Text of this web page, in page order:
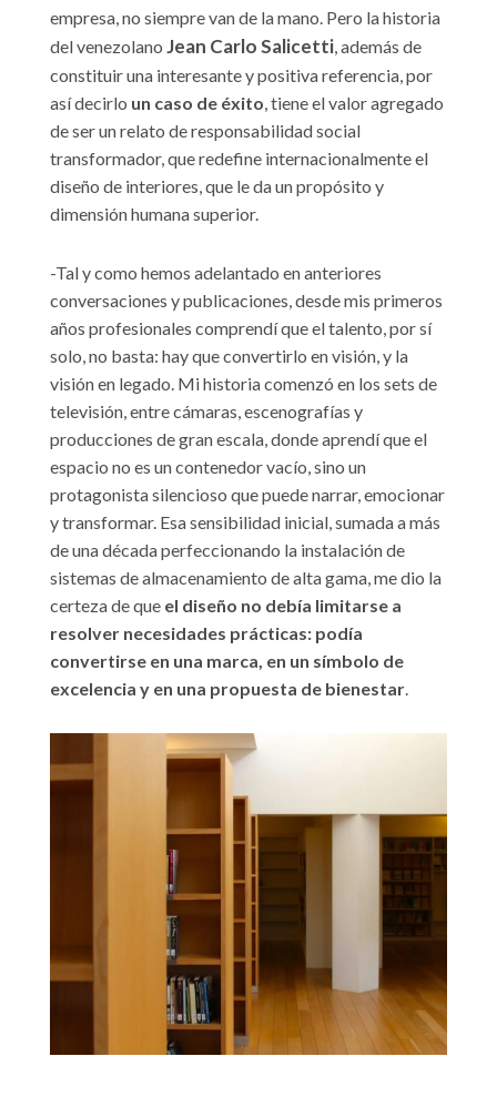
empresa, no siempre van de la mano. Pero la historia
del venezolano Jean Carlo Salicetti, además de
constituir una interesante y positiva referencia, por
así decirlo un caso de éxito, tiene el valor agregado
de ser un relato de responsabilidad social
transformador, que redefine internacionalmente el
diseño de interiores, que le da un propósito y
dimensión humana superior.
-Tal y como hemos adelantado en anteriores
conversaciones y publicaciones, desde mis primeros
años profesionales comprendí que el talento, por sí
solo, no basta: hay que convertirlo en visión, y la
visión en legado. Mi historia comenzó en los sets de
televisión, entre cámaras, escenografías y
producciones de gran escala, donde aprendí que el
espacio no es un contenedor vacío, sino un
protagonista silencioso que puede narrar, emocionar
y transformar. Esa sensibilidad inicial, sumada a más
de una década perfeccionando la instalación de
sistemas de almacenamiento de alta gama, me dio la
certeza de que el diseño no debía limitarse a
resolver necesidades prácticas: podía
convertirse en una marca, en un símbolo de
excelencia y en una propuesta de bienestar.